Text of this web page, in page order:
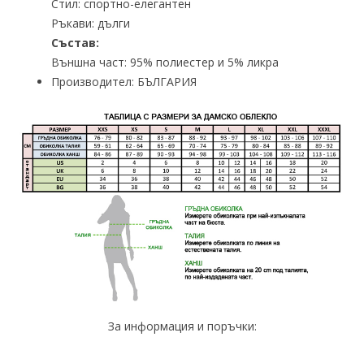
Стил: спортно-елегантен
Ръкави: дълги
Състав:
Външна част: 95% полиестер и 5% ликра
Производител: БЪЛГАРИЯ
За информация и поръчки: